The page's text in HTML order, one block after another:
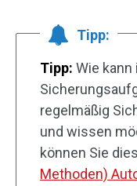
Tipp:
Tipp: Wie
regelmäßig
und wissen
können Sie
Methoden)